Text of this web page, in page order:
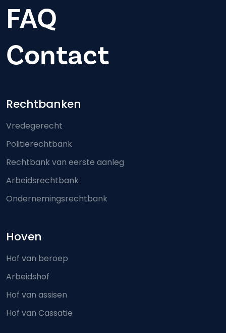
FAQ
Contact
Footer-menu
Rechtbanken
Vredegerecht
Politierechtbank
Rechtbank van eerste aanleg
Arbeidsrechtbank
Ondernemingsrechtbank
Hoven
Hof van beroep
Arbeidshof
Hof van assisen
Hof van Cassatie